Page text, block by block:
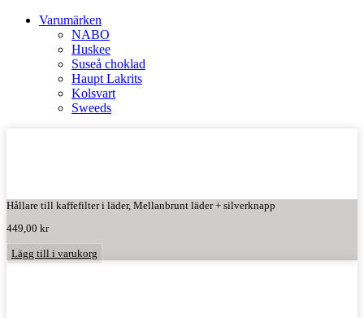
Varumärken
NABO
Huskee
Suseå choklad
Haupt Lakrits
Kolsvart
Sweeds
Hållare till kaffefilter i läder, Mellanbrunt läder + silverknapp
449,00 kr
Lägg till i varukorg